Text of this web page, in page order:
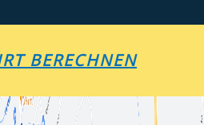
BERECHNEN